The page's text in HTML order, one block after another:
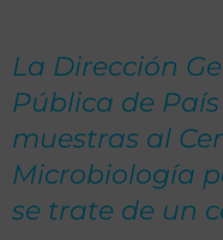
La Dirección
Pública de
muestras al
Microbiología
se trate de un